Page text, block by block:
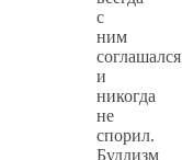
с
ним
соглашался
и
никогда
не
спорил.
Буддизм